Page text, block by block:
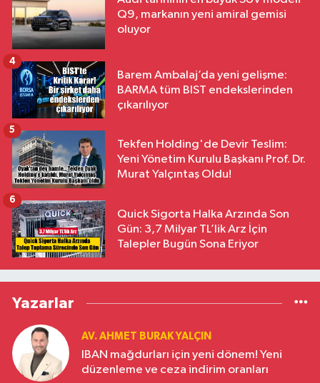
Q9, markanın yeni amiral gemisi
oluyor
Barem Ambalaj’da yeni gelişme:
BARMA tüm BIST endekslerinden
çıkarılıyor
4
Tekfen Holding'de Devir Teslim:
Yeni Yönetim Kurulu Başkanı Prof. Dr.
Murat Yalçıntaş Oldu!
5
Quick Sigorta Halka Arzında Son
Gün: 3,7 Milyar TL’lik Arz İçin
Talepler Bugün Sona Eriyor
6
Yazarlar
AV. AHMET BURAK YALÇIN
IBAN mağdurları için yeni dönem! Yeni
düzenleme ve ceza indirim oranları